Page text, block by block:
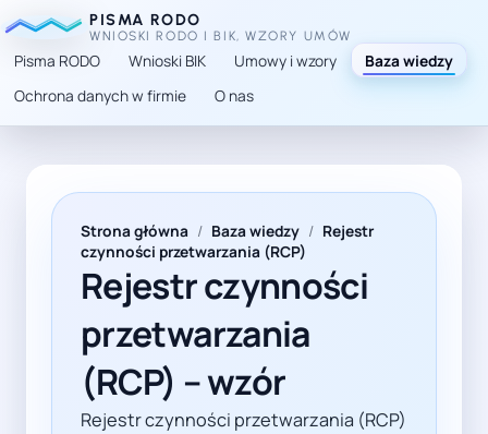
PISMA RODO
WNIOSKI RODO I BIK, WZORY UMÓW
Pisma RODO Wnioski BIK Umowy i wzory
Baza wiedzy
Ochrona danych w firmie
O nas
TL;DR: Praktyczny przewodnik po RCP z art. 30
Strona główna / Baza wiedzy / Rejestr
czynności przetwarzania (RCP)
Rejestr czynności
przetwarzania
(RCP) – wzór
Rejestr czynności przetwarzania (RCP)